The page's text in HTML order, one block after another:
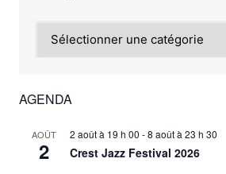
AGENDA
AOÛT
2
2 août à 19 h 00 -8 août à 23 h 30
Crest Jazz Festival 2026